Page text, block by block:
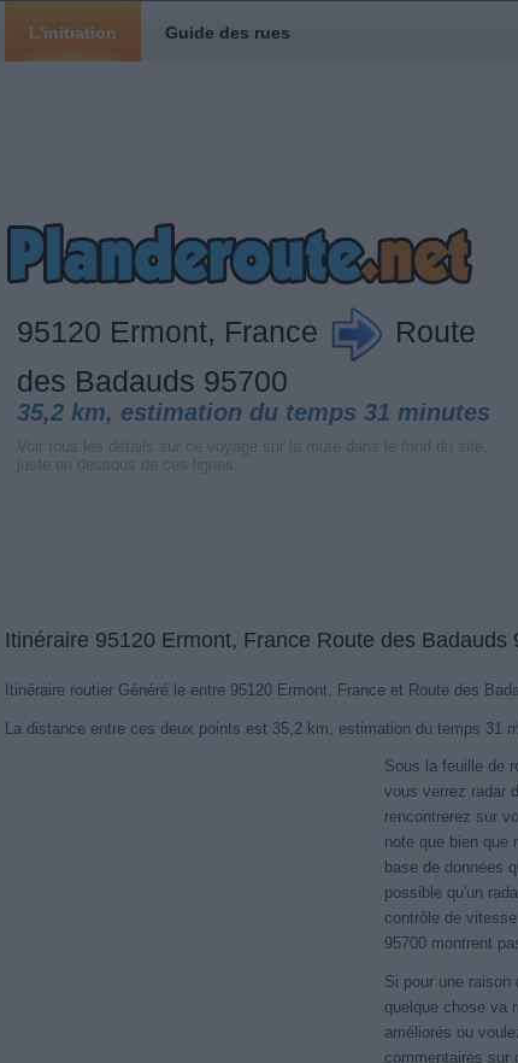
L'initiation Guide des rues
95120 Ermont, France
Route
des Badauds 95700
35,2 km, estimation du temps 31 minutes
Itinéraire 95120 Ermont, France Route des Badauds
Itinéraire routier Généré le entre 95120 Ermont, France et Route des
La distance entre ces deux points est 35,2 km, estimation du temps 31
Sous la feuille de
vous verrez radar
rencontrerez sur
note que bien que
base de données
possible qu'un
contrôle de
95700 montrent
Si pour une
quelque chose va
améliorés ou
commentaires sur